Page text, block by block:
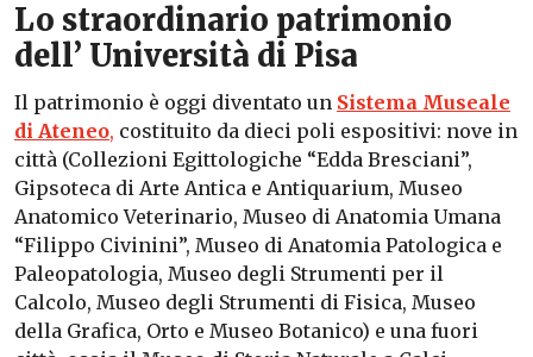
Lo straordinario patrimonio
dell’ Università di Pisa
Il patrimonio è oggi diventato un Sistema Museale
di Ateneo, costituito da dieci poli espositivi: nove in
città (Collezioni Egittologiche “Edda Bresciani”,
Gipsoteca di Arte Antica e Antiquarium, Museo
Anatomico Veterinario, Museo di Anatomia Umana
“Filippo Civinini”, Museo di Anatomia Patologica e
Paleopatologia, Museo degli Strumenti per il
Calcolo, Museo degli Strumenti di Fisica, Museo
della Grafica, Orto e Museo Botanico) e una fuori